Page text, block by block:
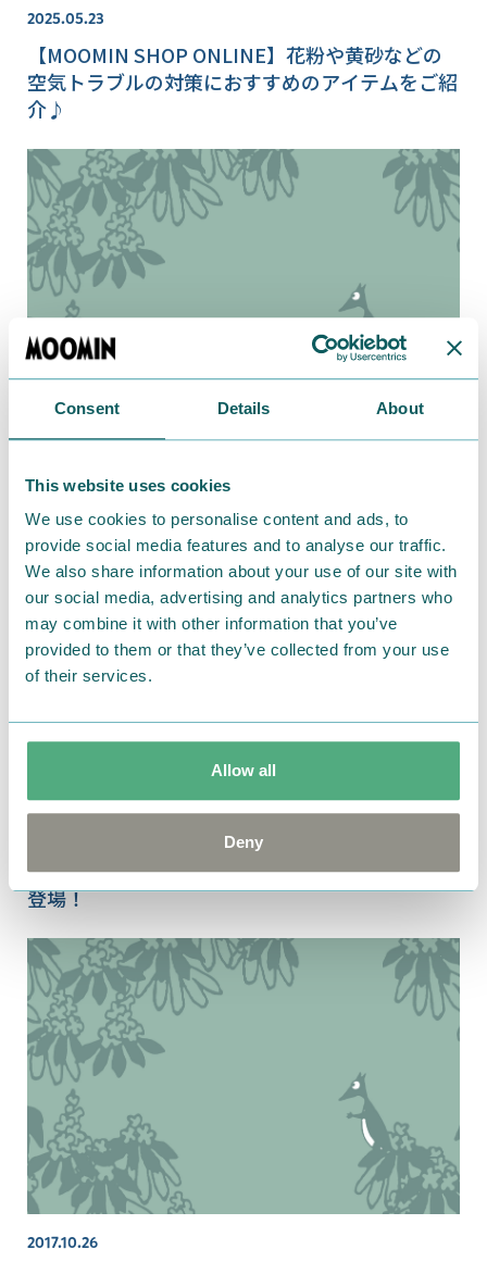
Consent Details About
This website uses cookies
We use cookies to personalise content and ads, to
provide social media features and to analyse our traffic.
We also share information about your use of our site with
our social media, advertising and analytics partners who
may combine it with other information that you’ve
provided to them or that they’ve collected from your use
of their services.
Allow all
Deny
2025.05.23
【MOOMIN SHOP ONLINE】花粉や黄砂などの
空気トラブルの対策におすすめのアイテムをご紹
介♪
持ち運びに便利なクロス付きメガネケース
11/9（木）よりMOOMIN×JINSコラボメガネが
登場！
2017.10.26